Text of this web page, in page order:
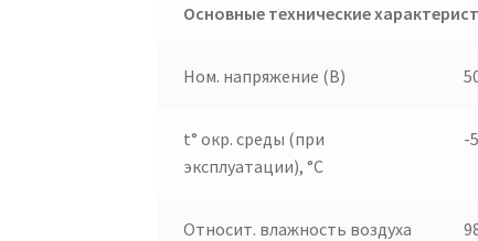
Основные технические
Ном. напряжение (В)
t° окр. среды (при
эксплуатации), °C
-
Относит. влажность воздуха